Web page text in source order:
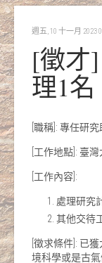
週五, 10 十一月 2023
[徵才
理1名
[職稱]: 專任研
[工作地點]: 臺
[工作內容]:
處理研究
其他交待
[徵求條件]: 已
境科學或是古